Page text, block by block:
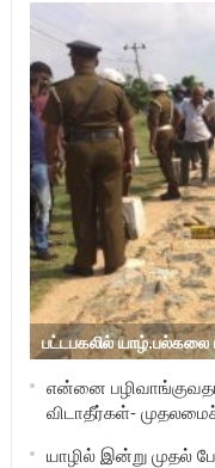
பட்டபகலில்
என்னை
விடாதீர்கள்-
யாழில் இன்று முதல்